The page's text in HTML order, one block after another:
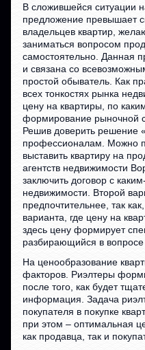
В сложившейся ситуации
предложение превышает
владельцев квартир,
заниматься вопросом
самостоятельно. Данная
и связана со
простой обыватель. Как
всех тонкостях рынка
цену на квартиры, по
формирование рыночной
Решив доверить решение
профессионалам. Можно
выставить квартиру на
агентств недвижимости
заключить договор с
недвижимости. Второй
предпочтительнее, так
варианта, где цену на
здесь цену формирует
разбирающийся в вопросе
На ценообразование
факторов. Риэлтеры
после того, как будет
информация. Задача
покупателя в покупке
при этом – оптимальная
как продавца, так и